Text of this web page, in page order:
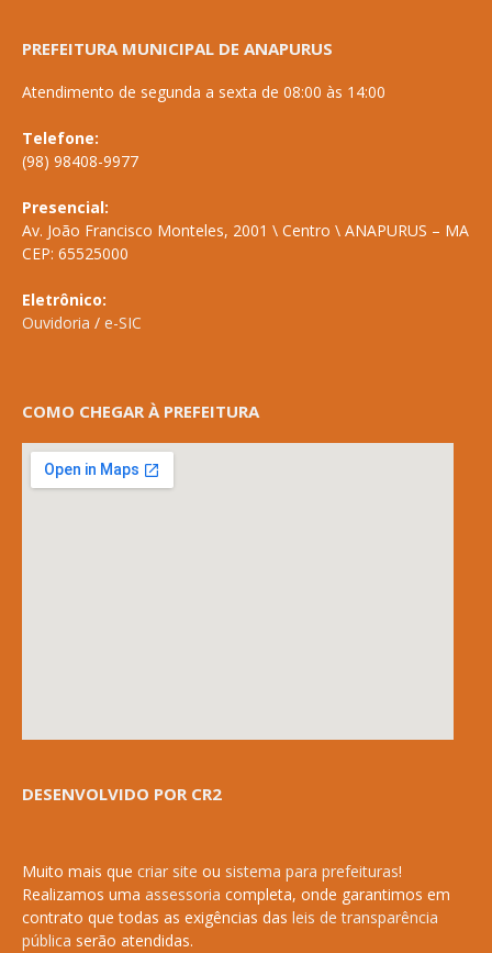
PREFEITURA MUNICIPAL DE ANAPURUS
Atendimento de segunda a sexta de 08:00 às 14:00
Telefone:
(98) 98408-9977
Presencial:
Av. João Francisco Monteles, 2001 \ Centro \ ANAPURUS – MA
CEP: 65525000
Eletrônico:
Ouvidoria / e-SIC
COMO CHEGAR À PREFEITURA
DESENVOLVIDO POR CR2
Muito mais que criar site ou sistema para prefeituras!
Realizamos uma assessoria completa, onde garantimos em
contrato que todas as exigências das leis de transparência
pública serão atendidas.